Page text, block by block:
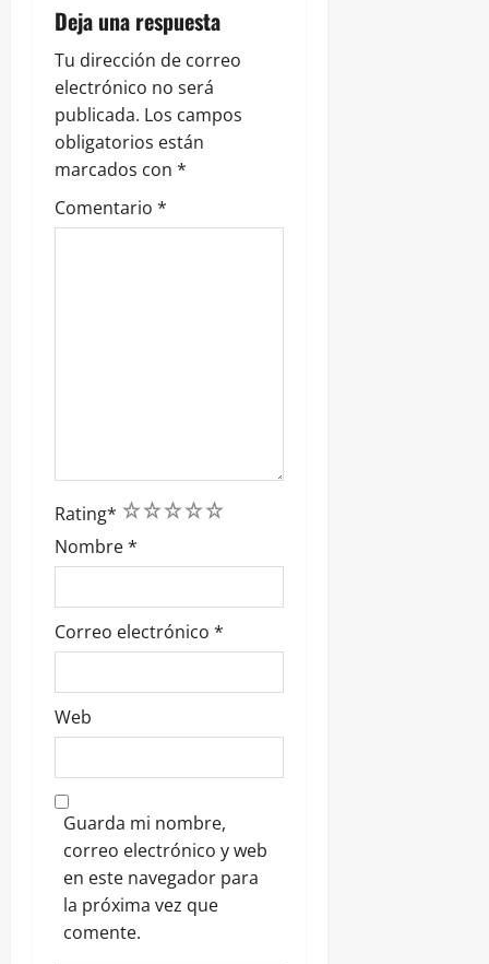
t
r
a
d
a
Deja una respuesta
Tu dirección de correo
electrónico no será
publicada. Los campos
obligatorios están
marcados con *
Comentario *
Rating* 5
4
3
2
1
Nombre*
Correo electrónico *
Web
Guarda mi nombre,
correo electrónico y web
en este navegador para
la próxima vez que
comente.